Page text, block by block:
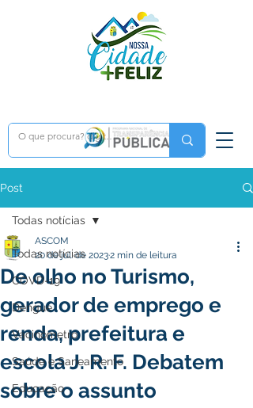
Post
Todas notícias
COVD-19
Dengue
Vacinômetro
Saúde e Saneamento
Educação
Todas notícias
De olho no Turismo,
gerador de emprego e
renda, prefeitura e
escola J. R. F. Debatem
sobre o assunto
ASCOM
20 de jul. de 20232 min de leitura